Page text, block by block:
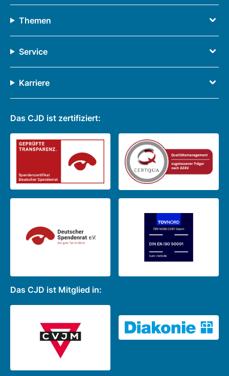
Themen
Service
Karriere
Das CJD ist zertifiziert:
Das CJD ist Mitglied in: